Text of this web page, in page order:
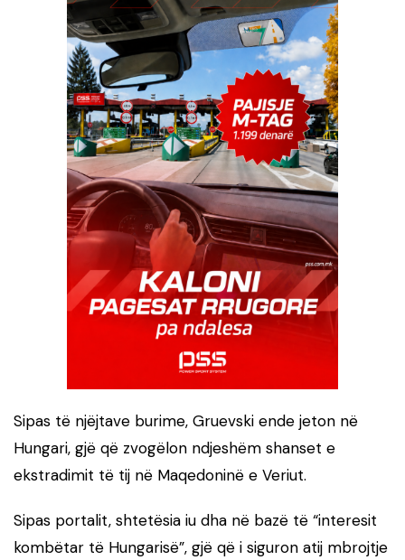
Sipas të njëjtave burime, Gruevski ende jeton në
Hungari, gjë që zvogëlon ndjeshëm shanset e
ekstradimit të tij në Maqedoninë e Veriut.
Sipas portalit, shtetësia iu dha në bazë të “interesit
kombëtar të Hungarisë”, gjë që i siguron atij mbrojtje